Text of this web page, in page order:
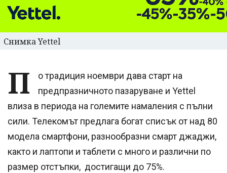
Снимка Yettel
П
о традиция ноември дава старт на
предпразничното пазаруване и Yettel
влиза в периода на големите намаления с пълни
сили. Телекомът предлага богат списък от над 80
модела смартфони, разнообразни смарт джаджи,
както и лаптопи и таблети с много и различни по
размер отстъпки, достигащи до 75%.